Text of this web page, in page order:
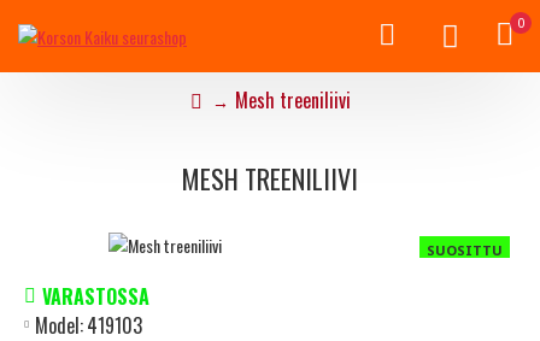
0
Mesh treeniliivi
MESH TREENILIIVI
SUOSITTU
VARASTOSSA
Model:419103